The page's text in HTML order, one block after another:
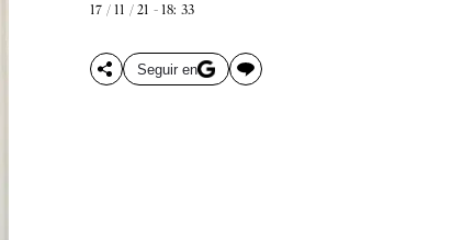
17 / 11 / 21 - 18: 33
Seguir en